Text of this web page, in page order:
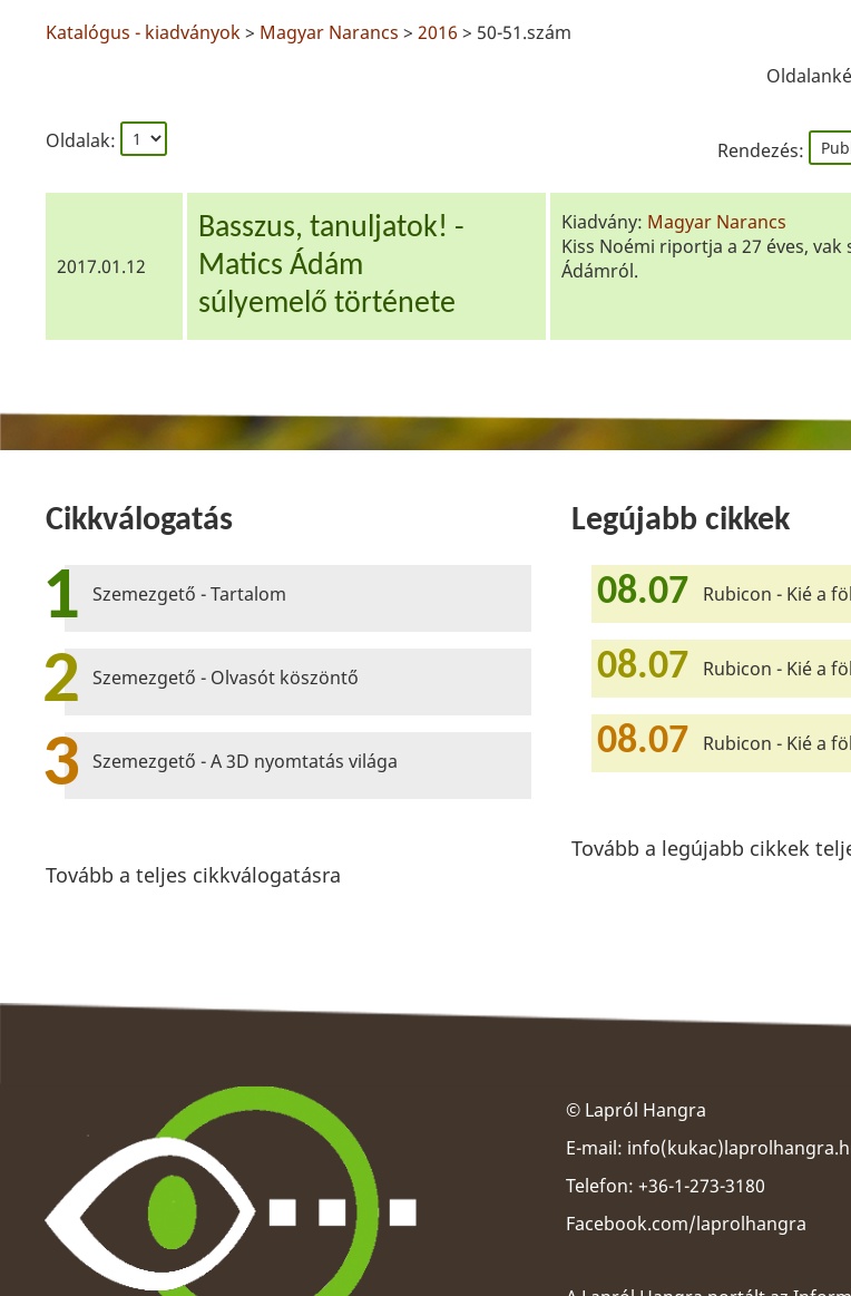
Katalógus - kiadványok> Magyar Narancs > 2016 > 50-51.szám
Oldalak: Rendezés:
2017.01.12
Basszus, tanuljatok! -
Matics Ádám
súlyemelő története
Kiadvány: Magyar Narancs
Kiss Noémi riportja a 27 éves,
Ádámról.
Cikkválogatás
1 Szemezgető - Tartalom
2 Szemezgető - Olvasót köszöntő
3 Szemezgető - A 3D nyomtatás világa
Tovább a teljes cikkválogatásra
Legújabb cikkek
08.07 Rubicon - Kié a
08.07 Rubicon - Kié a
08.07 Rubicon - Kié a
Tovább a legújabb cikkek
© Lapról Hangra
E-mail:
Telefon: +36-1-273-3180
Facebook.com/laprolhangra